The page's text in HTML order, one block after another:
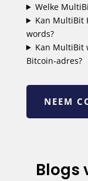
Welke
Kan MultiBit
words?
Kan MultiBit
Bitcoin-adres?
NEEM
Blogs